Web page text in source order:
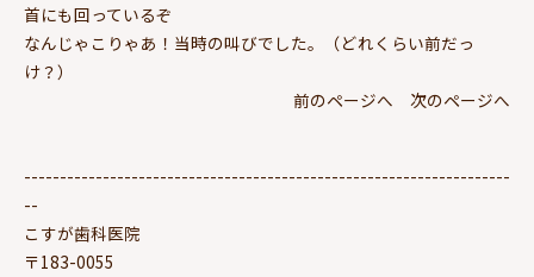
首にも回っているぞ
なんじゃこりゃあ！当時の叫びでした。（どれくらい前だっ
け？）
前のページへ
次のページへ
--------------------------------------------------------------------
--
こすが歯科医院
〒183-0055